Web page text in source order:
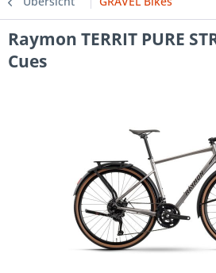
Raymon TERRIT PURE
Cues